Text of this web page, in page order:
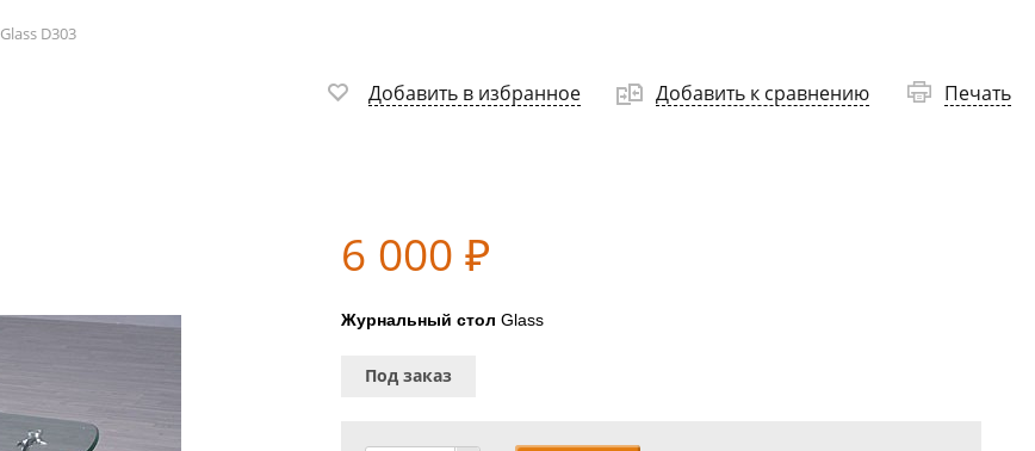
Glass D303
Добавить в избранное Добавить к сравнению Печать
6 000₽
Журнальный столGlass
Под заказ